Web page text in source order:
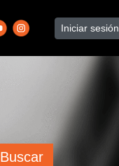
Iniciar sesión
Buscar